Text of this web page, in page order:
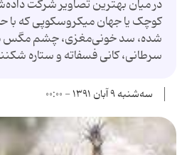
در میان بهترین تصاویر شرکت
کوچک یا جهان میکروسکوپی که با
شده، سد خونی‌مغزی، چشم مگس
سرطانی، کانی فسفاته و ستاره
سه‌شنبه ۹ آبان ۱۳۹۱ - ۰۰:۰۰